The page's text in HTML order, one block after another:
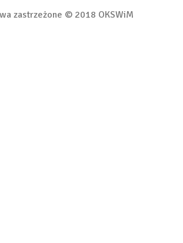
zastrzeżone © 2018 OKSWiM